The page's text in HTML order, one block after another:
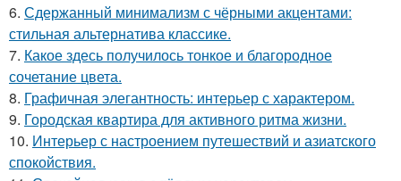
6. Сдержанный минимализм с чёрными акцентами:
стильная альтернатива классике.
7. Какое здесь получилось тонкое и благородное
сочетание цвета.
8. Графичная элегантность: интерьер с характером.
9. Городская квартира для активного ритма жизни.
10. Интерьер с настроением путешествий и азиатского
спокойствия.